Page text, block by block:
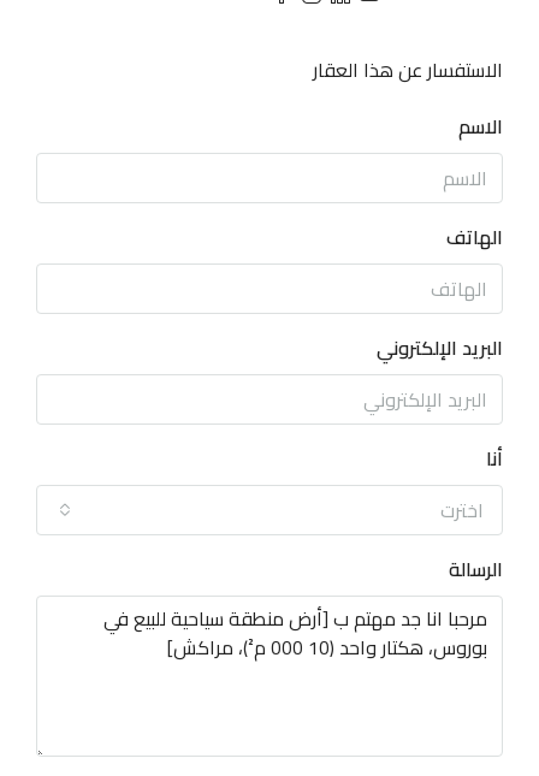
الاستفسار عن هذا العقار
الاسم
الهاتف
البريد الإلكتروني
أنا
اخترت
الرسالة